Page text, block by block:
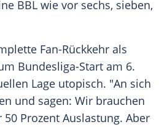
BBL wie vor sechs, sieben,
Fan-Rückkehr als
Bundesliga-Start am 6.
Lage utopisch. "An sich
und sagen: Wir brauchen
Prozent Auslastung. Aber